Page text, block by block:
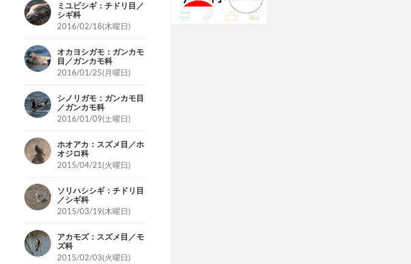
ミユビシギ：チドリ目／
シギ科
2016/02/18(木曜日)
オカヨシガモ：ガンカモ
目／ガンカモ科
2016/01/25(月曜日)
シノリガモ：ガンカモ目
／ガンカモ科
2016/01/09(土曜日)
ホオアカ：スズメ目／ホ
オジロ科
2015/04/21(火曜日)
ソリハシシギ：チドリ目
／シギ科
2015/03/19(木曜日)
アカモズ：スズメ目／モ
ズ科
2015/02/03(火曜日)